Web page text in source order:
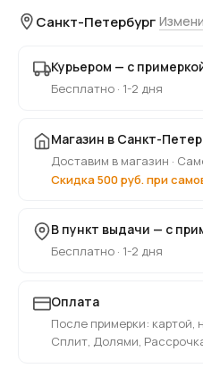
Санкт-Петербург
Курьером — с
Бесплатно · 1-2 дня
Магазин в Санкт-
Доставим в магазин ·
Скидка 500 руб. при
В пункт выдачи — с
Бесплатно · 1-2 дня
Оплата
После примерки: картой,
Сплит, Долями,